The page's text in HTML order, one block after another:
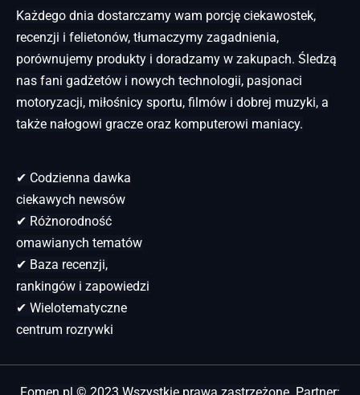
Każdego dnia dostarczamy wam porcję ciekawostek,
recenzji i felietonów, tłumaczymy zagadnienia,
porównujemy produkty i doradzamy w zakupach. Śledzą
nas fani gadżetów i nowych technologii, pasjonaci
motoryzacji, miłośnicy sportu, filmów i dobrej muzyki, a
także nałogowi gracze oraz komputerowi maniacy.
✔ Codzienna dawka
ciekawych newsów
✔ Różnorodność
omawianych tematów
✔ Baza recenzji,
rankingów i zapowiedzi
✔ Wielotematyczne
centrum rozrywki